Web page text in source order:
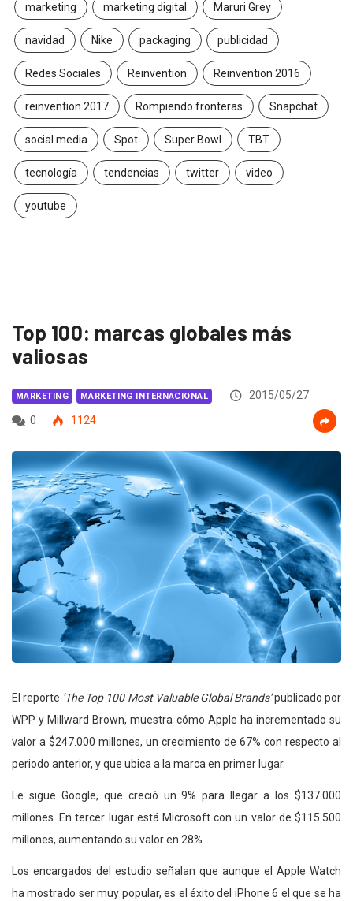
marketing marketing digital Maruri Grey
navidad Nike packaging publicidad
Redes Sociales Reinvention Reinvention 2016
reinvention 2017 Rompiendo fronteras Snapchat
social media Spot Super Bowl TBT
tecnología tendencias twitter video
youtube
Top 100: marcas globales más
valiosas
MARKETING MARKETING INTERNACIONAL
2015/05/27
0
1124
El reporte ‘The Top 100 Most Valuable Global Brands’publicado por
WPP y Millward Brown, muestra cómo Apple ha incrementado su
valor a $247.000 millones, un crecimiento de 67% con respecto al
periodo anterior, y que ubica a la marca en primer lugar.
Le sigue Google, que creció un 9% para llegar a los $137.000
millones. En tercer lugar está Microsoft con un valor de $115.500
millones, aumentando su valor en 28%.
Los encargados del estudio señalan que aunque el Apple Watch
ha mostrado ser muy popular, es el éxito del iPhone 6 el que se ha